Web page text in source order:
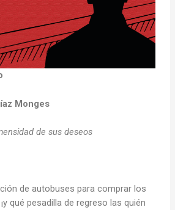
Monges
de sus deseos
de autobuses para comprar los
qué pesadilla de regreso las quién